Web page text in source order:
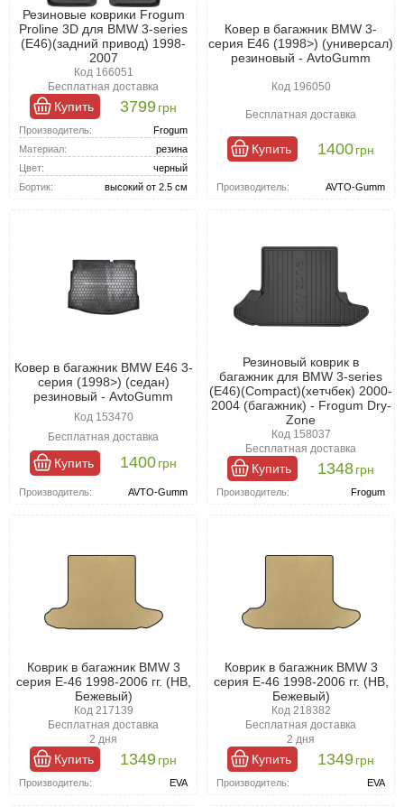
Резиновые коврики Frogum
Proline 3D для BMW 3-series
(E46)(задний привод) 1998-
2007
Код 166051
Бесплатная доставка
Купить 3799грн
Производитель:
Frogum
Материал:
резина
Цвет:
черный
Бортик:
высокий от 2.5 см
Ковер в багажник BMW 3-
серия E46 (1998>) (универсал)
резиновый - AvtoGumm
Код 196050
Бесплатная доставка
Купить 1400грн
Производитель: AVTO-Gumm
Ковер в багажник BMW E46 3-
серия (1998>) (седан)
резиновый - AvtoGumm
Код 153470
Бесплатная доставка
Купить 1400грн
Производитель: AVTO-Gumm
Резиновый коврик в
багажник для BMW 3-series
(E46)(Compact)(хетчбек) 2000-
2004 (багажник) - Frogum Dry-
Zone
Код 158037
Бесплатная доставка
Купить 1348грн
Производитель: Frogum
Коврик в багажник BMW 3
серия E-46 1998-2006 гг. (HB,
Бежевый)
Код 217139
Бесплатная доставка
2 дня
Купить 1349грн
Производитель: EVA
Коврик в багажник BMW 3
серия E-46 1998-2006 гг. (HB,
Бежевый)
Код 218382
Бесплатная доставка
2 дня
Купить 1349грн
Производитель: EVA